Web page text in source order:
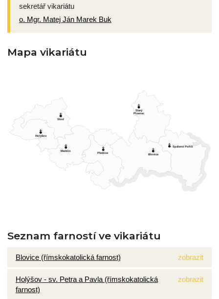
sekretář vikariátu
o. Mgr. Matej Ján Marek Buk
Mapa vikariátu
Merklín
Stod
Blovice
Starý
Plzenec
Spálené Poříčí
Přeštice
Holýšov
Seznam farností ve vikariátu
Blovice (římskokatolická farnost) zobrazit
Holýšov - sv. Petra a Pavla (římskokatolická
farnost)
zobrazit